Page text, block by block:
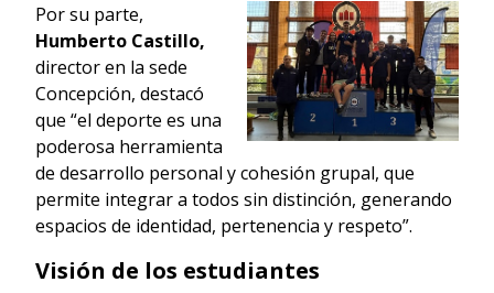
Por su parte,
Humberto Castillo,
director en la sede
Concepción, destacó
que “el deporte es una
poderosa herramienta
de desarrollo personal y cohesión grupal, que
permite integrar a todos sin distinción, generando
espacios de identidad, pertenencia y respeto”.
Visión de los estudiantes